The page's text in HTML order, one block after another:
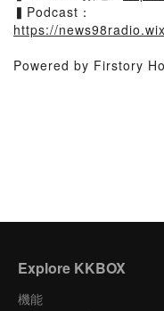
▍Podcast：
https://
Powered by Firstory
Explore KKBOX
機能